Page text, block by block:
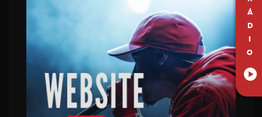
Á
D
I
O